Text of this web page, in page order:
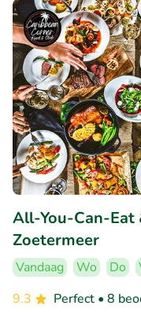
All-You-Can-Eat
Zoetermeer
Vandaag Wo Do
9.3
Perfect • 8